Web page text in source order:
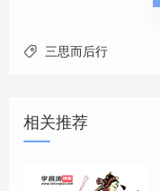
 三思而后行
相关推荐